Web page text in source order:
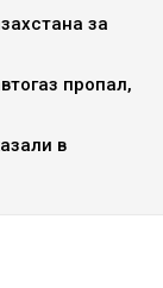
за
пропал,
в